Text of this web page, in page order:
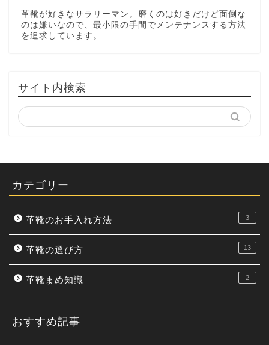
革靴が好きなサラリーマン。磨くのは好きだけど面倒な
のは嫌いなので、最小限の手間でメンテナンスする方法
を追求しています。
サイト内検索
カテゴリー
革靴のお手入れ方法 3
革靴の選び方 13
革靴まめ知識 2
おすすめ記事